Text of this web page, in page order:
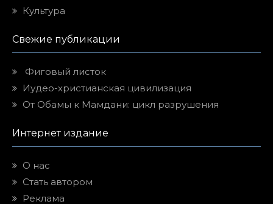
Культура
Свежие публикации
Фиговый листок
Иудео-христианская цивилизация
От Обамы к Мамдани: цикл разрушения
Интернет издание
О нас
Стать автором
Реклама